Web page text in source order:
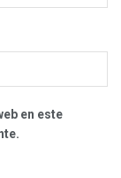
en este